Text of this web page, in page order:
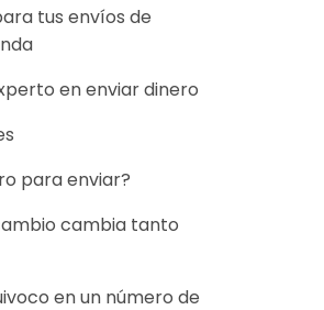
tus envíos de
en enviar dinero
para enviar?
cambia tanto
en un número de